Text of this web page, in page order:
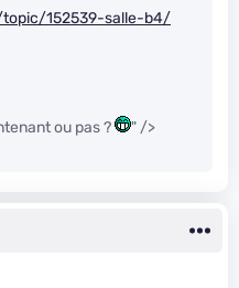
152539-salle-b4/
ou pas ? " />